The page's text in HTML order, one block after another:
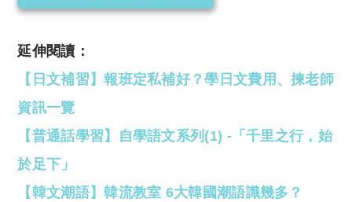
延伸閱讀：
【日文補習】報班定私補好？學日文費用、揀老師
資訊一覽
【普通話學習】自學語文系列(1) -「千里之行，始
於足下」
【韓文潮語】韓流教室 6大韓國潮語識幾多？